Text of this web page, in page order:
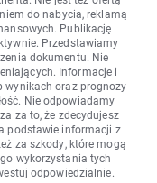
do nabycia, reklamą
Publikację
Przedstawiamy
dokumentu. Nie
Informacje i
wynikach oraz prognozy
Nie odpowiadamy
za to, że zdecydujesz
podstawie informacji z
za szkody, które mogą
wykorzystania tych
odpowiedzialnie.